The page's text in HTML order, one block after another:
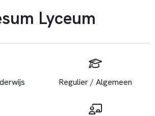
Lyceum
Regulier / Algemeen